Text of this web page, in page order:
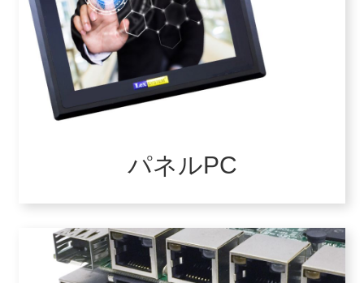
パネルPC